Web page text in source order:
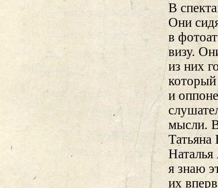
В
Они
в
визу.
из них
который
и
мысли.
я знаю
их